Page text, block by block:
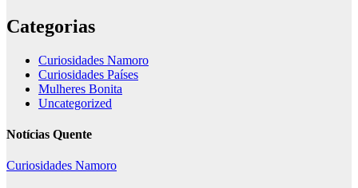
Categorias
Curiosidades Namoro
Curiosidades Países
Mulheres Bonita
Uncategorized
Notícias Quente
Curiosidades Namoro